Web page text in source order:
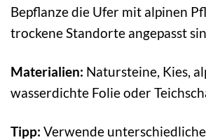
Bepflanze die Ufer mit alpinen
trockene Standorte angepasst
Materialien: Natursteine, Kies,
wasserdichte Folie oder
Tipp: Verwende